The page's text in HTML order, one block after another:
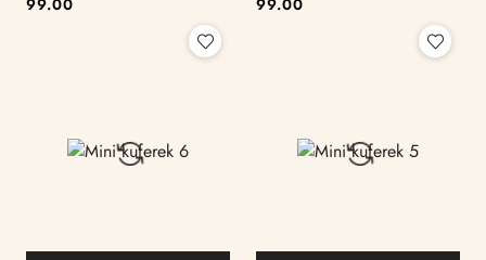
Cena:
99.00 Cena:
99.00